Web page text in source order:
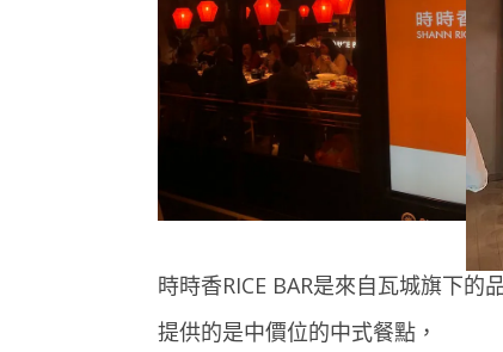
時時香RICE BAR是來自瓦城旗下的
提供的是中價位的中式餐點，